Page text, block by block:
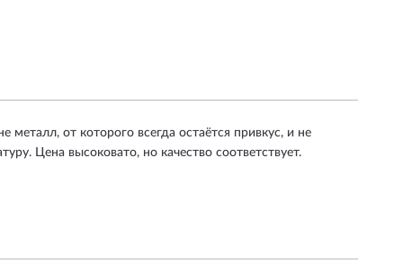
от которого всегда остаётся привкус, и не
Цена высоковато, но качество соответствует.